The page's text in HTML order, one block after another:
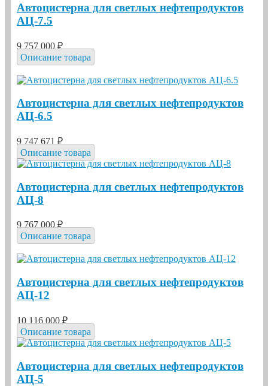
Автоцистерна для светлых нефтепродуктов
АЦ-7.5
9 757 000 ₽
Описание товара
Автоцистерна для светлых нефтепродуктов
АЦ-6.5
9 747 671 ₽
Описание товара
Автоцистерна для светлых нефтепродуктов
АЦ-8
9 767 000 ₽
Описание товара
Автоцистерна для светлых нефтепродуктов
АЦ-12
10 116 000 ₽
Описание товара
Автоцистерна для светлых нефтепродуктов
АЦ-5